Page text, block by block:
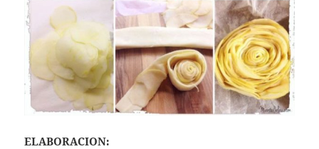
ELABORACION: